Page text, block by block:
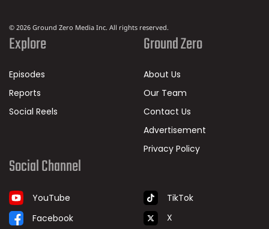
© 2026 Ground Zero Media Inc. All rights reserved.
Explore
Episodes
Reports
Social Reels
Ground Zero
About Us
Our Team
Contact Us
Advertisement
Privacy Policy
Social Channel
YouTube
Facebook
TikTok
X